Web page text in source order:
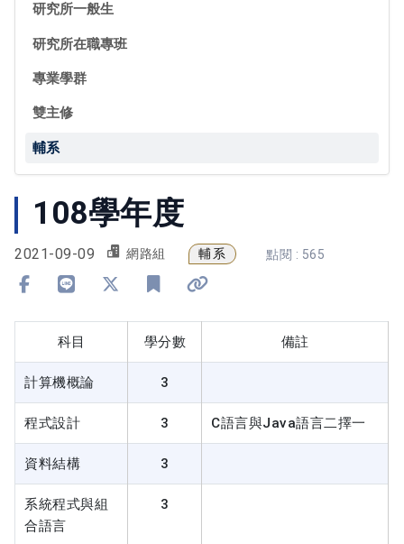
研究所一般生
研究所在職專班
專業學群
雙主修
輔系
108學年度
2021-09-09 網路組 輔系 點閱 : 565
科目 學分數 備註
計算機概論 3
程式設計 3 C語言與Java語言二擇一
資料結構 3
系統程式與組
合語言
3